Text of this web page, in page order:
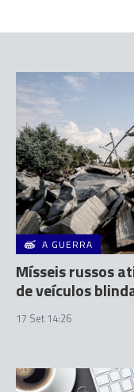
A GUERRA
Mísseis russos
de veículos
17 Set 14:26